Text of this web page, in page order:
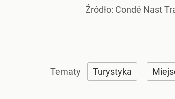
Źródło: Condé Nast
Turystyka